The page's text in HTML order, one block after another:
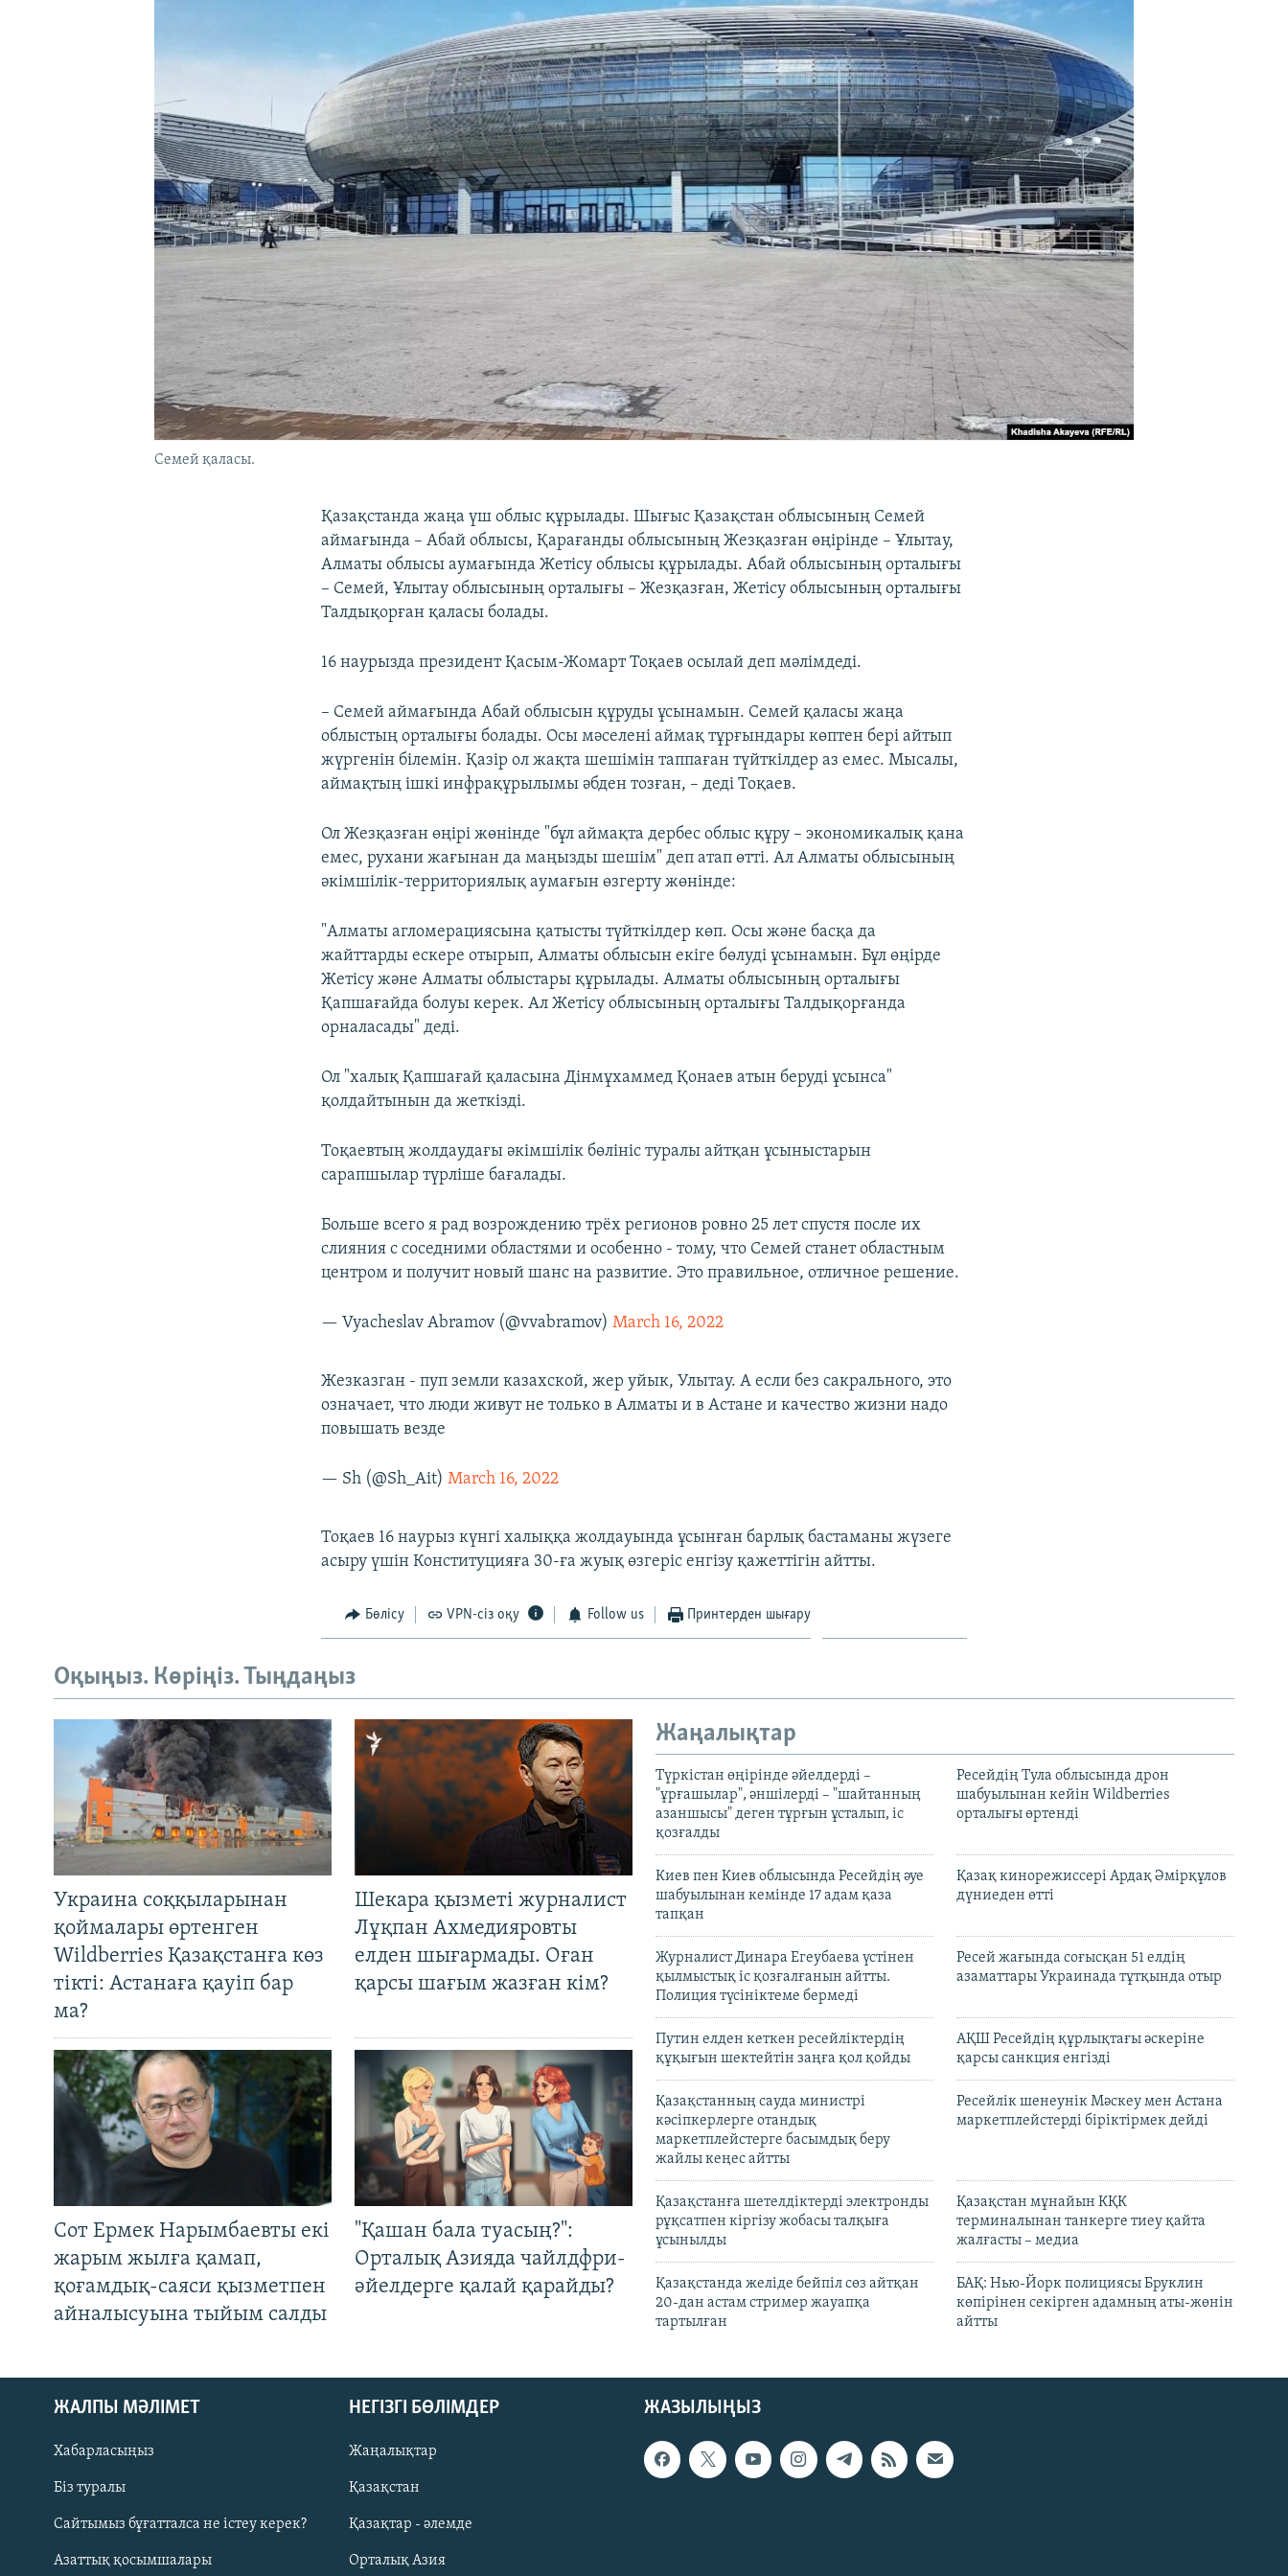
Русский
ЖАЗЫЛЫҢЫЗ
Семей қаласы.
Қазақстанда жаңа үш облыс құрылады. Шығыс Қазақстан облысының Семей
аймағында – Абай облысы, Қарағанды облысының Жезқазған өңірінде – Ұлытау,
Алматы облысы аумағында Жетісу облысы құрылады. Абай облысының орталығы
– Семей, Ұлытау облысының орталығы – Жезқазған, Жетісу облысының орталығы
Талдықорған қаласы болады.
16 наурызда президент Қасым-Жомарт Тоқаев осылай деп мәлімдеді.
– Семей аймағында Абай облысын құруды ұсынамын. Семей қаласы жаңа
облыстың орталығы болады. Осы мәселені аймақ тұрғындары көптен бері айтып
жүргенін білемін. Қазір ол жақта шешімін таппаған түйткілдер аз емес. Мысалы,
аймақтың ішкі инфрақұрылымы әбден тозған, – деді Тоқаев.
Ол Жезқазған өңірі жөнінде "бұл аймақта дербес облыс құру – экономикалық қана
емес, рухани жағынан да маңызды шешім" деп атап өтті. Ал Алматы облысының
әкімшілік-территориялық аумағын өзгерту жөнінде:
"Алматы агломерациясына қатысты түйткілдер көп. Осы және басқа да
жайттарды ескере отырып, Алматы облысын екіге бөлуді ұсынамын. Бұл өңірде
Жетісу және Алматы облыстары құрылады. Алматы облысының орталығы
Қапшағайда болуы керек. Ал Жетісу облысының орталығы Талдықорғанда
орналасады" деді.
Ол "халық Қапшағай қаласына Дінмұхаммед Қонаев атын беруді ұсынса"
қолдайтынын да жеткізді.
Тоқаевтың жолдаудағы әкімшілік бөлініс туралы айтқан ұсыныстарын
сарапшылар түрліше бағалады.
Больше всего я рад возрождению трёх регионов ровно 25 лет спустя после их
слияния с соседними областями и особенно - тому, что Семей станет областным
центром и получит новый шанс на развитие. Это правильное, отличное решение.
— Vyacheslav Abramov (@vvabramov)March 16, 2022
Жезказган - пуп земли казахской, жер уйык, Улытау. А если без сакрального, это
означает, что люди живут не только в Алматы и в Астане и качество жизни надо
повышать везде
— Sh (@Sh_Ait)March 16, 2022
Тоқаев 16 наурыз күнгі халыққа жолдауында ұсынған барлық бастаманы жүзеге
асыру үшін Конституцияға 30-ға жуық өзгеріс енгізу қажеттігін айтты.
Бөлісу VPN-сіз оқу Follow us Принтерден шығару
Оқыңыз. Көріңіз. Тыңдаңыз
Украина соққыларынан
қоймалары өртенген
Wildberries Қазақстанға көз
тікті: Астанаға қауіп бар
ма?
Шекара қызметі журналист
Лұқпан Ахмедияровты
елден шығармады. Оған
қарсы шағым жазған кім?
Сот Ермек Нарымбаевты екі
жарым жылға қамап,
қоғамдық-саяси қызметпен
айналысуына тыйым салды
"Қашан бала туасың?":
Орталық Азияда чайлдфри-
әйелдерге қалай қарайды?
Жаңалықтар
Түркістан өңірінде әйелдерді –
"ұрғашылар", әншілерді – "шайтанның
азаншысы" деген тұрғын ұсталып, іс
қозғалды
Ресейдің Тула облысында дрон
шабуылынан кейін Wildberries
орталығы өртенді
Киев пен Киев облысында Ресейдің әуе
шабуылынан кемінде 17 адам қаза
тапқан
Қазақ кинорежиссері Ардақ Әмірқұлов
дүниеден өтті
Журналист Динара Егеубаева үстінен
қылмыстық іс қозғалғанын айтты.
Полиция түсініктеме бермеді
Ресей жағында соғысқан 51 елдің
азаматтары Украинада тұтқында отыр
Путин елден кеткен ресейліктердің
құқығын шектейтін заңға қол қойды
АҚШ Ресейдің құрлықтағы әскеріне
қарсы санкция енгізді
Қазақстанның сауда министрі
кәсіпкерлерге отандық
маркетплейстерге басымдық беру
жайлы кеңес айтты
Ресейлік шенеунік Мәскеу мен Астана
маркетплейстерді біріктірмек дейді
Қазақстанға шетелдіктерді электронды
рұқсатпен кіргізу жобасы талқыға
ұсынылды
Қазақстан мұнайын КҚК
терминалынан танкерге тиеу қайта
жалғасты – медиа
Қазақстанда желіде бейпіл сөз айтқан
20-дан астам стример жауапқа
тартылған
БАҚ: Нью-Йорк полициясы Бруклин
көпірінен секірген адамның аты-жөнін
айтты
ЖАЗЫЛЫҢЫЗ
ЖАЛПЫ МӘЛІМЕТ
Хабарласыңыз
Біз туралы
Сайтымыз бұғатталса не істеу керек?
Азаттық қосымшалары
НЕГІЗГІ БӨЛІМДЕР
Жаңалықтар
Қазақстан
Қазақтар - әлемде
Орталық Азия